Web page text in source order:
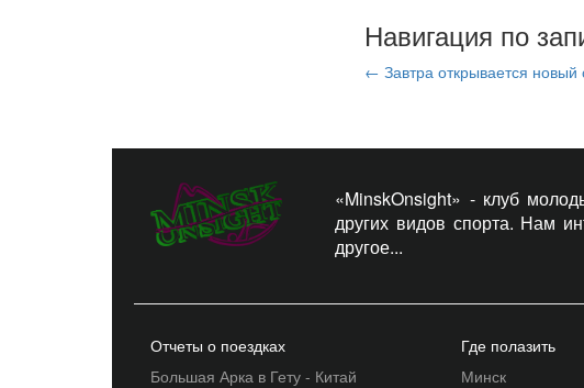
Навигация по
← Завтра открывается
«MinskOnsight» - клуб
других видов спорта. Нам
другое...
Отчеты о поездках
Большая Арка в Гету - Китай
Где полазить
Минск